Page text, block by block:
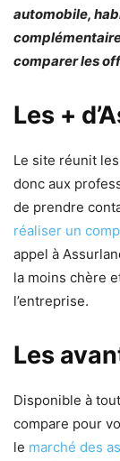
automobile,
comparer les
Les +
Le site réunit
donc aux
de prendre
réaliser un
appel à
la moins chère
l’entreprise.
Les
Disponible à
compare pour
le marché des